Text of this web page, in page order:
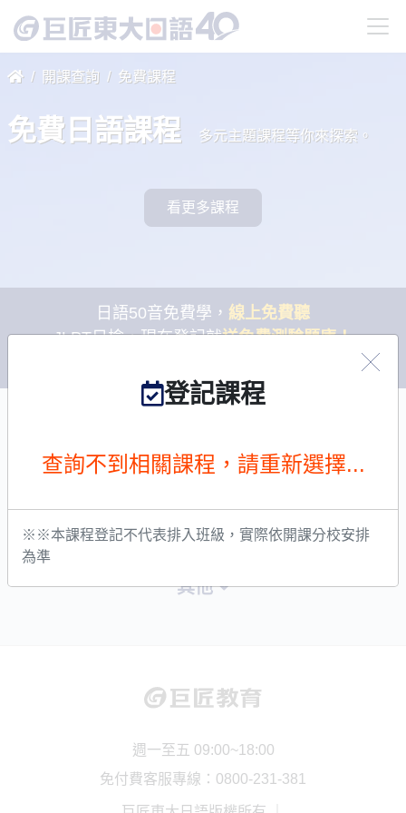
開課查詢 免費課程
免費日語課程 多元主題課程等你來探索。
看更多課程
日語50音免費學， 線上免費聽
JLPT日檢，現在登記就送免費測驗題庫！
社群
其他
週一至五 09:00~18:00
免付費客服專線：0800-231-381